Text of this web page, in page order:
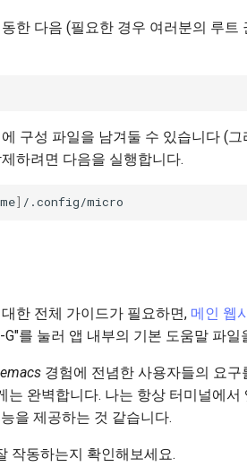
한 다음 (필요한 경우 여러분의 루트
구성 파일을 남겨둘 수 있습니다 (
하려면 다음을 실행합니다.
]
한 전체 가이드가 필요하면, 메인 웹
를 눌러 앱 내부의 기본 도움말 파일
emacs 경험에 전념한 사용자들의 요
는 완벽합니다. 나는 항상 터미널에서
을 제공하는 것 같습니다.
작동하는지 확인해보세요.